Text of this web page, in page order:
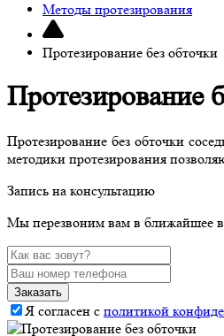
Методы протезирования
Протезирование без обточки
Протезирование
Протезирование без обточки
методики протезирования
Запись на консультацию
Мы перезвоним вам в ближайшее
Заказать
Я согласен с политикой